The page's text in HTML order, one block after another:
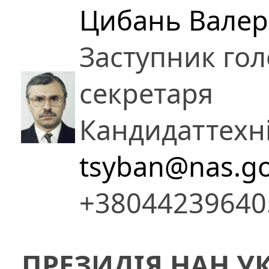
Цибань
Заступник
секретаря
Кандидат